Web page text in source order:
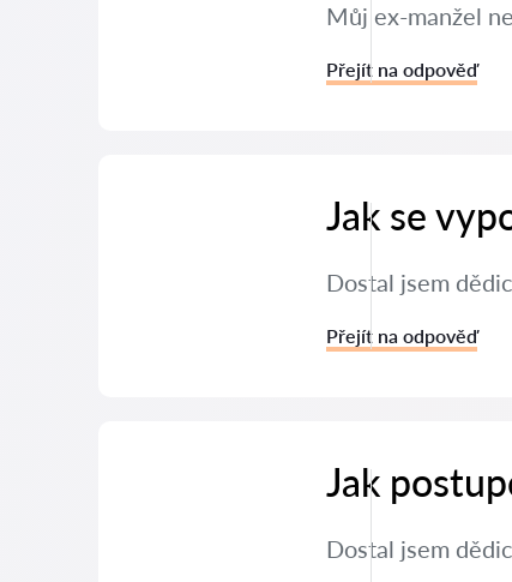
Můj ex-manžel
Přejít na odpověď
Jak se
Dostal jsem
Přejít na odpověď
Jak
Dostal jsem